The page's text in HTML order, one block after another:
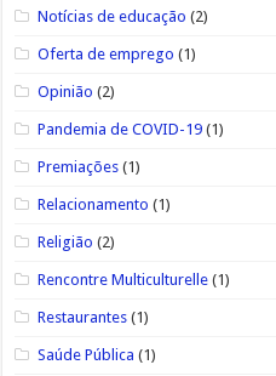
Notícias de educação (2)
Oferta de emprego (1)
Opinião (2)
Pandemia de COVID-19 (1)
Premiações (1)
Relacionamento (1)
Religião (2)
Rencontre Multiculturelle (1)
Restaurantes (1)
Saúde Pública (1)